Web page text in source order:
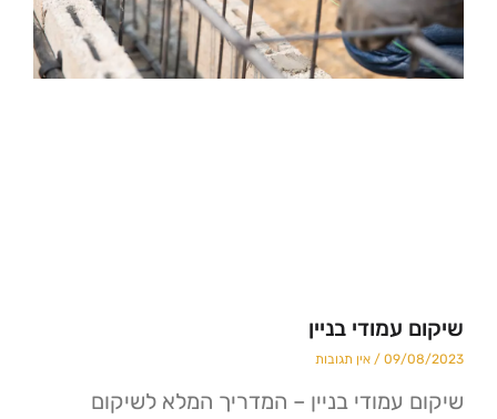
בניין
אין תגובות
בניין – המדריך המלא לשיקום